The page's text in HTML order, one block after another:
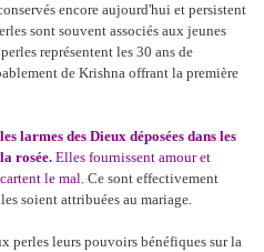
encore aujourd'hui et persistent
sont souvent associés aux jeunes
représentent les 30 ans de
de Krishna offrant la première
les larmes des Dieux déposées dans les
rosée. Elles fournissent amour et
le mal. Ce sont effectivement
soient attribuées au mariage.
perles leurs pouvoirs bénéfiques sur la